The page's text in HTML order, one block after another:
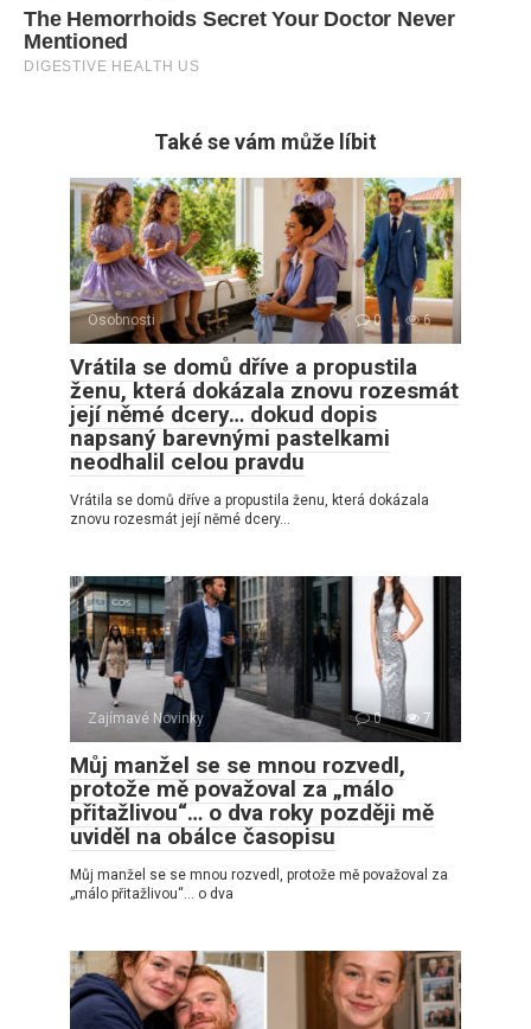
Také se vám může líbit
Osobnosti 0 6
Vrátila se domů dříve a propustila
ženu, která dokázala znovu rozesmát
její němé dcery… dokud dopis
napsaný barevnými pastelkami
neodhalil celou pravdu
Vrátila se domů dříve a propustila ženu, která dokázala
znovu rozesmát její němé dcery…
Zajímavé Novinky 0 7
Můj manžel se se mnou rozvedl,
protože mě považoval za „málo
přitažlivou“… o dva roky později mě
uviděl na obálce časopisu
Můj manžel se se mnou rozvedl, protože mě považoval za
„málo přitažlivou“… o dva